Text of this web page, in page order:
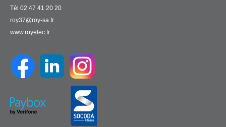
Tél 02 47 41 20 20
roy37@roy-sa.fr
www.royelec.fr